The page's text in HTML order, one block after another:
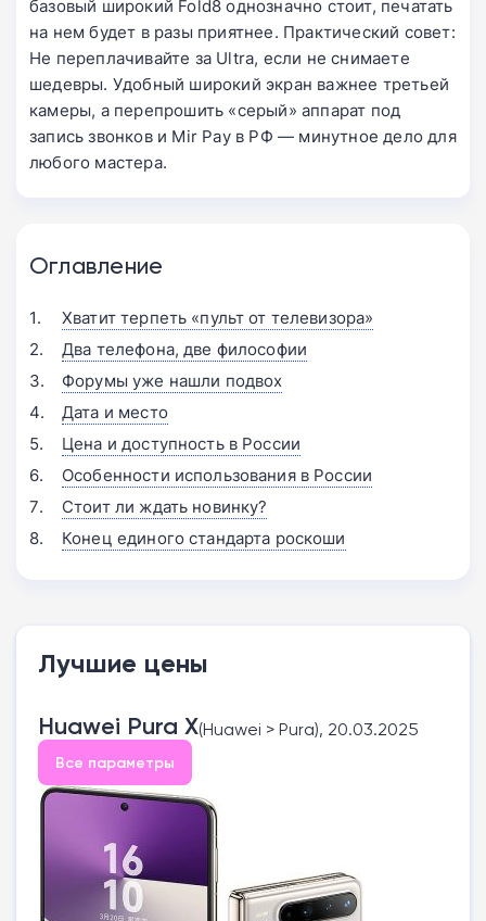
базовый широкий Fold8 однозначно стоит, печатать
на нем будет в разы приятнее. Практический совет:
Не переплачивайте за Ultra, если не снимаете
шедевры. Удобный широкий экран важнее третьей
камеры, а перепрошить «серый» аппарат под
запись звонков и Mir Pay в РФ — минутное дело для
любого мастера.
Оглавление
Хватит терпеть «пульт от телевизора»
Два телефона, две философии
Форумы уже нашли подвох
Дата и место
Цена и доступность в России
Особенности использования в России
Стоит ли ждать новинку?
Конец единого стандарта роскоши
Лучшие цены
Huawei Pura X(Huawei > Pura), 20.03.2025
Все параметры